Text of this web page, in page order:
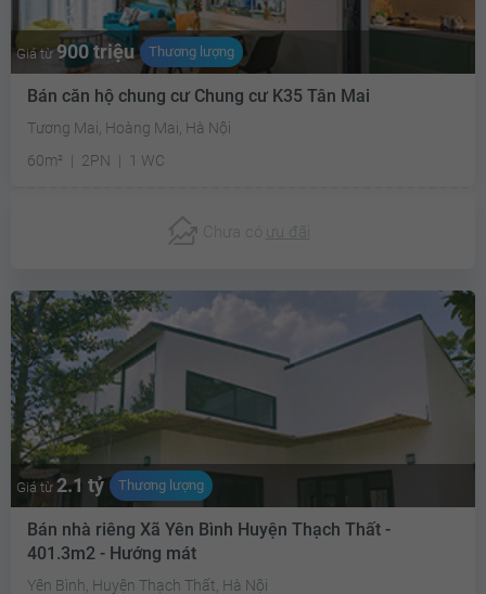
Giá từ900 triệu Thương lượng
Bán căn hộ chung cư Chung cư K35 Tân Mai
Tương Mai, Hoàng Mai, Hà Nội
60m²
2PN 1 WC
Chưa có ưu đãi
Giá từ 2.1 tỷ Thương lượng
Bán nhà riêng Xã Yên Bình Huyện Thạch Thất -
401.3m2 - Hướng mát
Yên Bình, Huyện Thạch Thất, Hà Nội